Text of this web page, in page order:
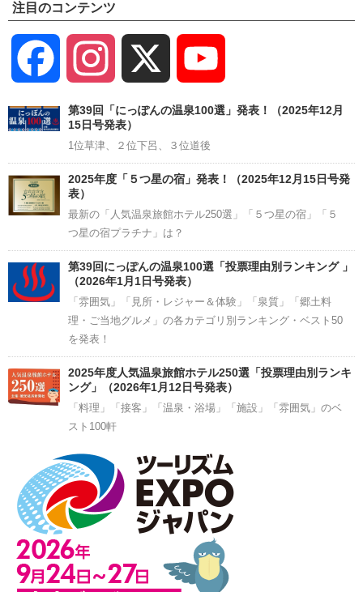
注目のコンテンツ
Facebook Instagram
Channel
第39回「にっぽんの温泉100選」発表！（2025年12月
15日号発表）
1位草津、２位下呂、３位道後
2025年度「５つ星の宿」発表！（2025年12月15日号発
表）
最新の「人気温泉旅館ホテル250選」「５つ星の宿」「５
つ星の宿プラチナ」は？
第39回にっぽんの温泉100選「投票理由別ランキング 」
（2026年1月1日号発表）
「雰囲気」「見所・レジャー＆体験」「泉質」「郷土料
理・ご当地グルメ」の各カテゴリ別ランキング・ベスト50
を発表！
2025年度人気温泉旅館ホテル250選「投票理由別ランキ
ング」（2026年1月12日号発表）
「料理」「接客」「温泉・浴場」「施設」「雰囲気」のベ
スト100軒